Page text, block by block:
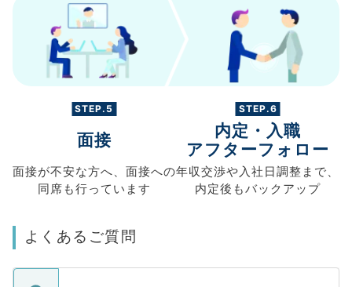
STEP.5
面接
面接が不安な方へ、 面接への
同席も行っています
STEP.6
内定・入職
アフターフォロー
年収交渉や入社日調整まで、
内定後もバックアップ
よくあるご質問